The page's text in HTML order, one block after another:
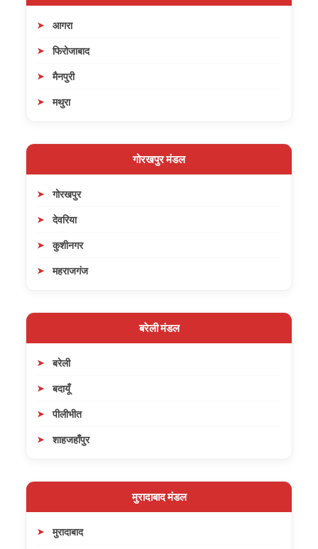
आगरा
फिरोजाबाद
मैनपुरी
मथुरा
गोरखपुर मंडल
गोरखपुर
देवरिया
कुशीनगर
महराजगंज
बरेली मंडल
बरेली
बदायूँ
पीलीभीत
शाहजहाँपुर
मुरादाबाद मंडल
मुरादाबाद